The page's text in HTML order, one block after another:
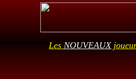
LesNOUVEAUX